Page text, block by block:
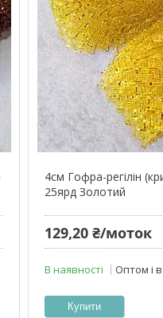
4см Гофра-регілін
25ярд Золотий
129,20 ₴/моток
В наявності Оптом і
Купити